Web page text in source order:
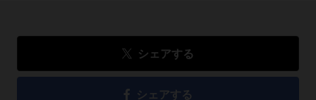
シェアする
シェアする